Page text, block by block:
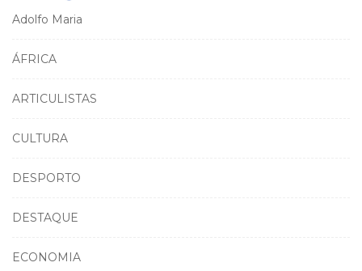
Adolfo Maria
ÁFRICA
ARTICULISTAS
CULTURA
DESPORTO
DESTAQUE
ECONOMIA